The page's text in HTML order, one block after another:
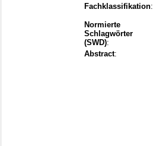
Fachklassifikation:
Normierte
Schlagwörter
(SWD):
Abstract: